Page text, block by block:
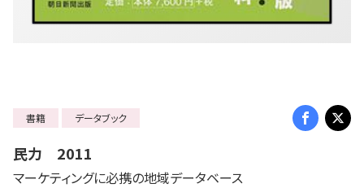
書籍 データブック
民力 2011
マーケティングに必携の地域データベース